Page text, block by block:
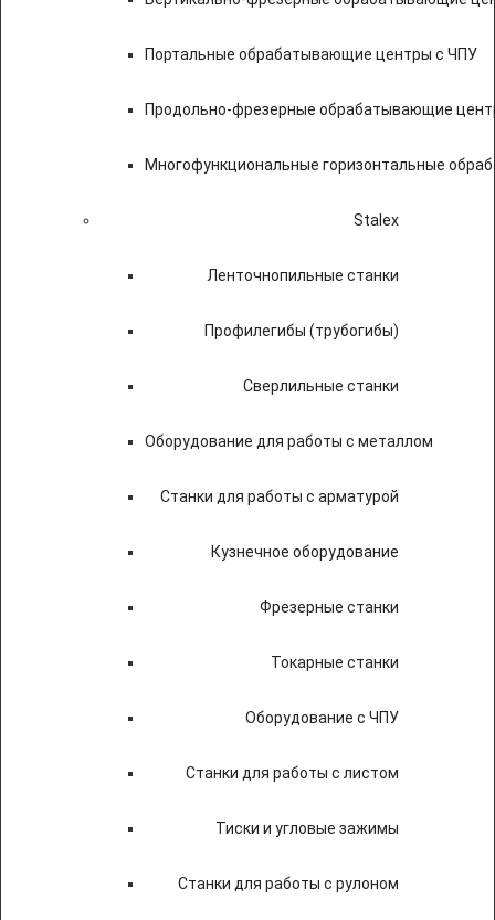
Портальные обрабатывающие центры с ЧПУ
Продольно-фрезерные обрабатывающие
Многофункциональные горизонтальные
Stalex
Ленточнопильные станки
Профилегибы (трубогибы)
Сверлильные станки
Оборудование для работы с металлом
Станки для работы с арматурой
Кузнечное оборудование
Фрезерные станки
Токарные станки
Оборудование с ЧПУ
Станки для работы с листом
Тиски и угловые зажимы
Станки для работы с рулоном